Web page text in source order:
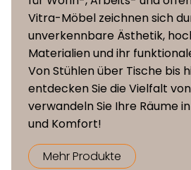
30 cm
Vitra-Möbel zeichnen sich
unverkennbare Ästhetik,
Materialien und ihr
Von Stühlen über Tische bis
entdecken Sie die Vielfalt
verwandeln Sie Ihre Räume
und Komfort!
Mehr Produkte